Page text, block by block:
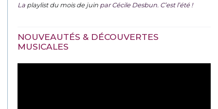
La playlist du mois de juin par Cécile Desbun. C’est l’été !
NOUVEAUTÉS & DÉCOUVERTES
MUSICALES